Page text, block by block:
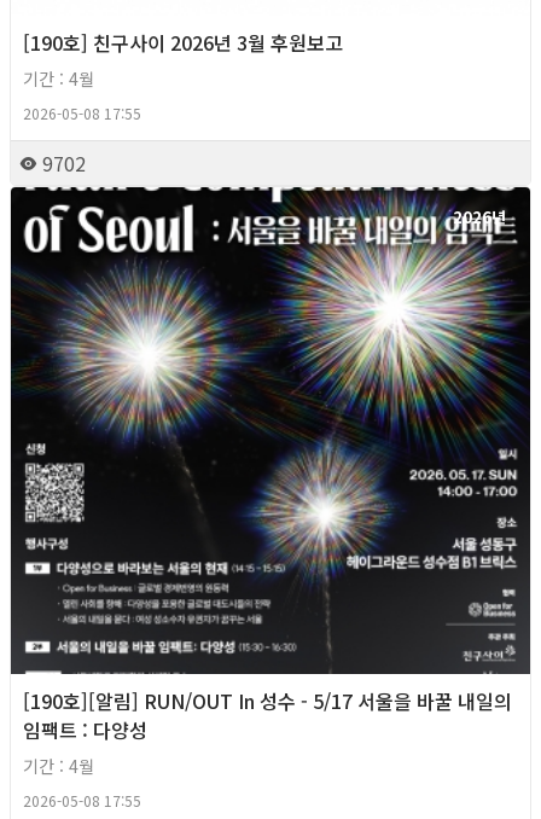
[190호] 친구사이 2026년 3월 후원보고
기간 : 4월
2026-05-08 17:55
9702
2026년
[190호][알림] RUN/OUT In 성수 - 5/17 서울을 바꿀 내일의
임팩트 : 다양성
기간 : 4월
2026-05-08 17:55